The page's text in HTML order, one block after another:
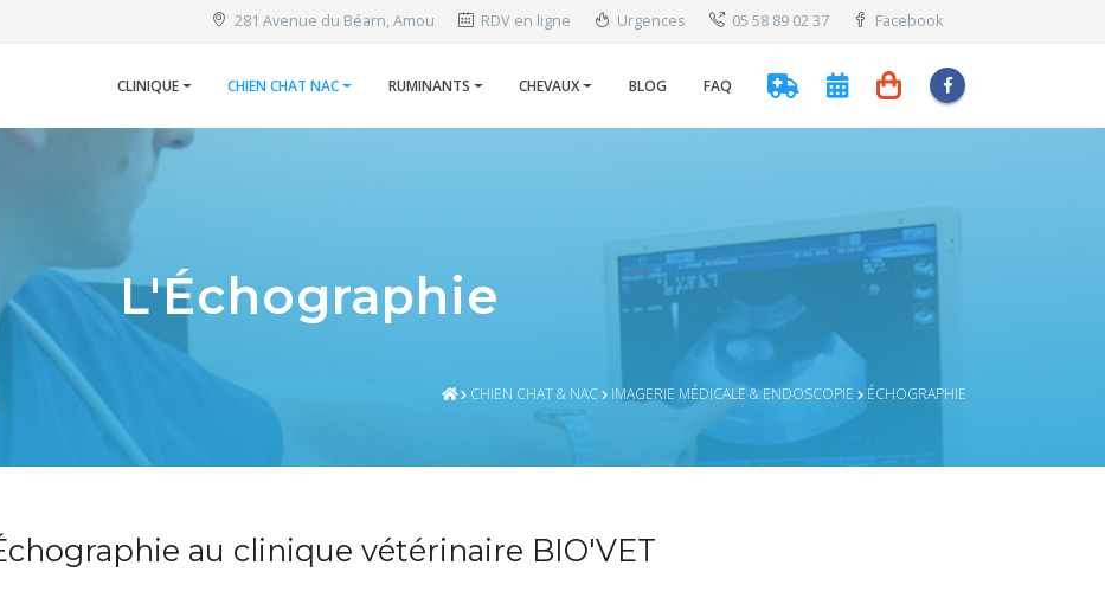
281 Avenue du Béarn, Amou RDV en ligne Urgences 05 58 89 02 37 Facebook
CLINIQUE CHIEN CHAT NAC RUMINANTS CHEVAUX BLOG FAQ
L'Échographie
CHIEN CHAT & NAC IMAGERIE MÉDICALE & ENDOSCOPIE ÉCHOGRAPHIE
au clinique vétérinaire BIO'VET